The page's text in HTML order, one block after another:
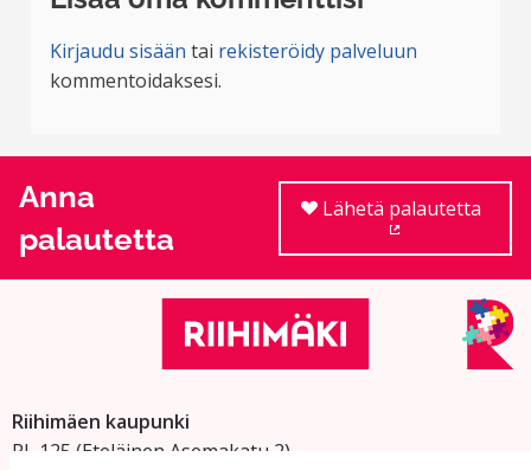
Kirjaudu sisään tai rekisteröidy palveluun
kommentoidaksesi.
Anna
palautetta
Lähetä palautetta
Riihimäen kaupunki
PL 125 (Eteläinen Asemakatu 2)